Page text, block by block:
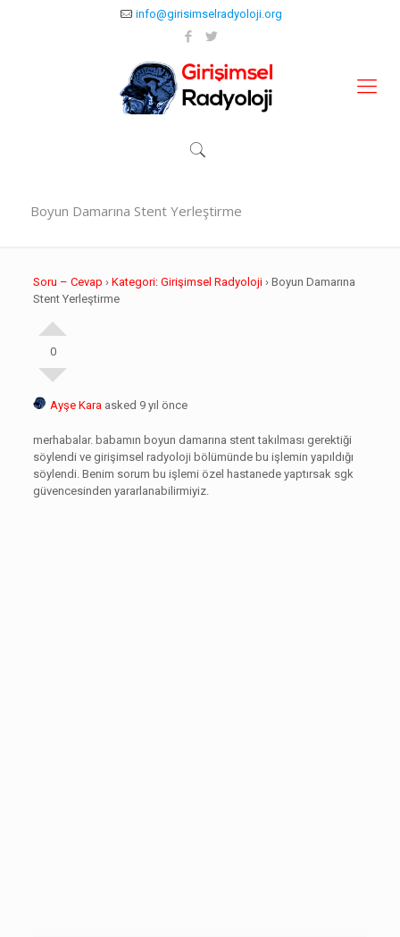
info@girisimselradyoloji.org
Boyun Damarına Stent Yerleştirme
Soru – Cevap ›Kategori: Girişimsel Radyoloji ›Boyun Damarına
Stent Yerleştirme
0
Ayşe Kara asked 9 yıl önce
merhabalar. babamın boyun damarına stent takılması gerektiği
söylendi ve girişimsel radyoloji bölümünde bu işlemin yapıldığı
söylendi. Benim sorum bu işlemi özel hastanede yaptırsak sgk
güvencesinden yararlanabilirmiyiz.